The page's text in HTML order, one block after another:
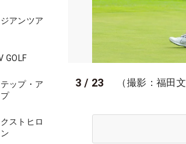
アンツア
GOLF
ップ・ア
ストヒロ
3 / 23 （撮影：福田